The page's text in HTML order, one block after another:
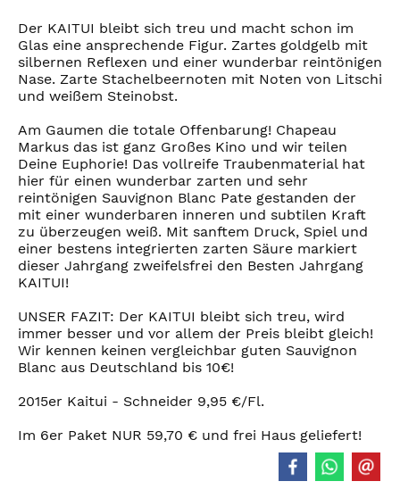
Der KAITUI bleibt sich treu und macht schon im
Glas eine ansprechende Figur. Zartes goldgelb mit
silbernen Reflexen und einer wunderbar reintönigen
Nase. Zarte Stachelbeernoten mit Noten von Litschi
und weißem Steinobst.
Am Gaumen die totale Offenbarung! Chapeau
Markus das ist ganz Großes Kino und wir teilen
Deine Euphorie! Das vollreife Traubenmaterial hat
hier für einen wunderbar zarten und sehr
reintönigen Sauvignon Blanc Pate gestanden der
mit einer wunderbaren inneren und subtilen Kraft
zu überzeugen weiß. Mit sanftem Druck, Spiel und
einer bestens integrierten zarten Säure markiert
dieser Jahrgang zweifelsfrei den Besten Jahrgang
KAITUI!
UNSER FAZIT: Der KAITUI bleibt sich treu, wird
immer besser und vor allem der Preis bleibt gleich!
Wir kennen keinen vergleichbar guten Sauvignon
Blanc aus Deutschland bis 10€!
2015er Kaitui - Schneider 9,95 €/Fl.
Im 6er Paket NUR 59,70 € und frei Haus geliefert!